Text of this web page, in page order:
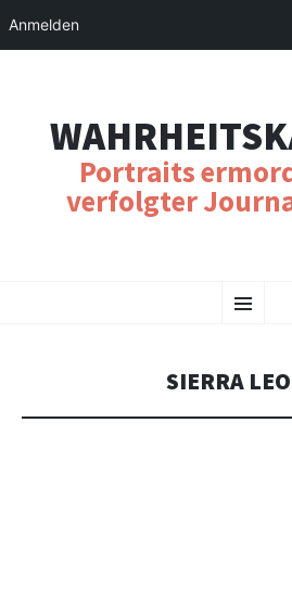
Portraits
verfolgter
Menu
TO
SIERRA
Anmelden